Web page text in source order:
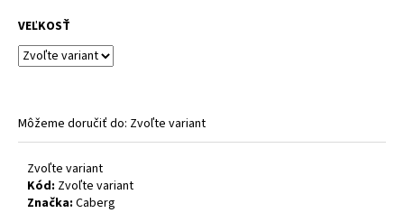
VEĽKOSŤ
Môžeme doručiť do: Zvoľte variant
Zvoľte variant
Kód: Zvoľte variant
Značka: Caberg
O
d
p
o